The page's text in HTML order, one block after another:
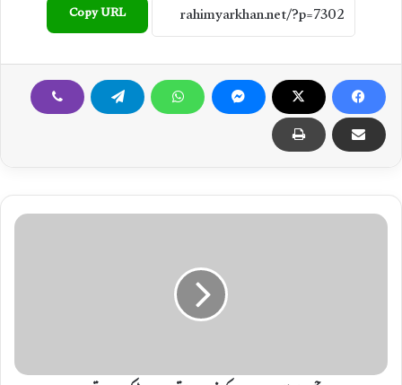
Copy URL
ر
خا